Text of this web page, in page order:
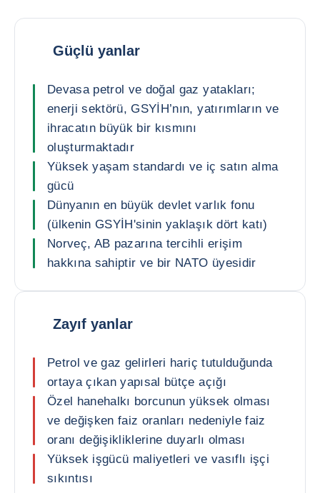
Güçlü yanlar
Devasa petrol ve doğal gaz yatakları;
enerji sektörü, GSYİH’nın, yatırımların ve
ihracatın büyük bir kısmını
oluşturmaktadır
Yüksek yaşam standardı ve iç satın alma
gücü
Dünyanın en büyük devlet varlık fonu
(ülkenin GSYİH'sinin yaklaşık dört katı)
Norveç, AB pazarına tercihli erişim
hakkına sahiptir ve bir NATO üyesidir
Zayıf yanlar
Petrol ve gaz gelirleri hariç tutulduğunda
ortaya çıkan yapısal bütçe açığı
Özel hanehalkı borcunun yüksek olması
ve değişken faiz oranları nedeniyle faiz
oranı değişikliklerine duyarlı olması
Yüksek işgücü maliyetleri ve vasıflı işçi
sıkıntısı